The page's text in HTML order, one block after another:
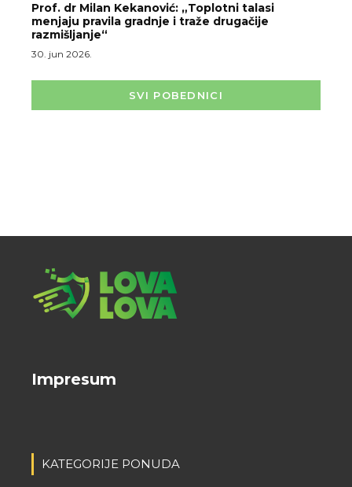
Prof. dr Milan Kekanović: „Toplotni talasi
menjaju pravila gradnje i traže drugačije
razmišljanje“
30. jun 2026.
SVI POBEDNICI
Impresum
KATEGORIJE PONUDA